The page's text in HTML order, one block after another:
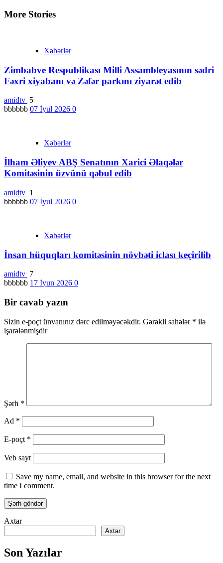
More Stories
Xəbərlər
Zimbabve Respublikası Milli Assambleyasının sədri
Fəxri xiyabanı və Zəfər parkını ziyarət edib
amidtv 5
bbbbbb 07 İyul 2026 0
Xəbərlər
İlham Əliyev ABŞ Senatının Xarici Əlaqələr
Komitəsinin üzvünü qəbul edib
amidtv 1
bbbbbb 07 İyul 2026 0
Xəbərlər
İnsan hüquqları komitəsinin növbəti iclası keçirilib
amidtv 7
bbbbbb 17 İyun 2026 0
Bir cavab yazın
Sizin e-poçt ünvanınız dərc edilməyəcəkdir. Gərəkli sahələr * ilə
işarələnmişdir
Şərh *
Ad *
E-poçt *
Veb sayt
Save my name, email, and website in this browser for the next
time I comment.
Axtar
Axtar
Son Yazılar